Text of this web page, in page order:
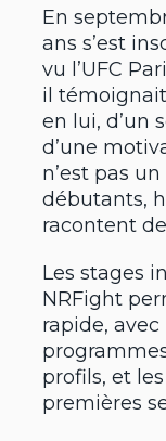
En
ans s’est
vu l’UFC
il
en lui, d’un
d’une
n’est pas
débutants,
racontent
Les stages
NRFight
rapide,
profils, et
premières